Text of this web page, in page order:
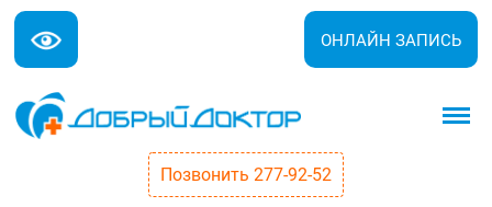
ОНЛАЙН ЗАПИСЬ
Позвонить 277-92-52